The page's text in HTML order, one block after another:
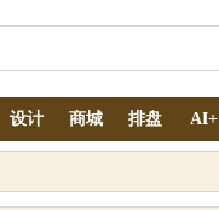
设计 商城 排盘 AI+